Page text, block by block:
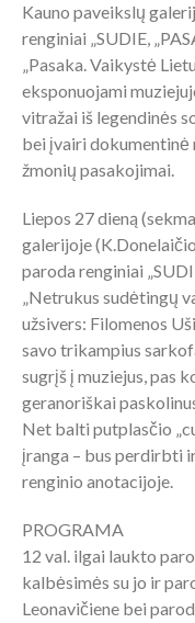
Kauno paveikslų
renginiai „SUDIE,
„Pasaka. Vaikystė
eksponuojami
vitražai iš legendinės
bei įvairi dokumentinė
žmonių pasakojimai.
Liepos 27 dieną
galerijoje
paroda renginiai
„Netrukus sudėtingų
užsivers: Filomenos
savo trikampius
sugrįš į muziejus, pas
geranoriškai
Net balti putplasčio
įranga – bus perdirbti
renginio anotacijoje.
PROGRAMA
12 val. ilgai laukto
kalbėsimės su jo ir
Leonavičiene bei